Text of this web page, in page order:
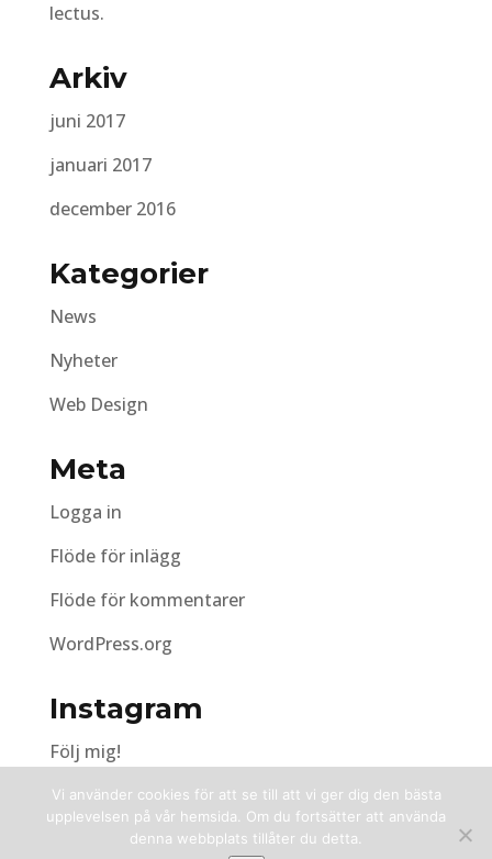
lectus.
Arkiv
juni 2017
januari 2017
december 2016
Kategorier
News
Nyheter
Web Design
Meta
Logga in
Flöde för inlägg
Flöde för kommentarer
WordPress.org
Instagram
Följ mig!
Vi använder cookies för att se till att vi ger dig den bästa
upplevelsen på vår hemsida. Om du fortsätter att använda
denna webbplats tillåter du detta.